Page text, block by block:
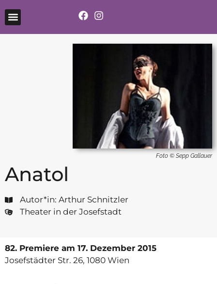
Foto © Sepp Gallauer
Anatol
Autor*in: Arthur Schnitzler
Theater in der Josefstadt
82. Premiere am 17. Dezember 2015
Josefstädter Str. 26, 1080 Wien